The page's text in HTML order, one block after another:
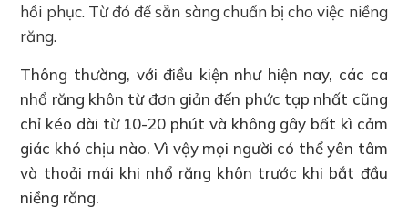
hồi phục. Từ đó để sẵn sàng chuẩn bị cho việc niềng
răng.
Thông thường, với điều kiện như hiện nay, các ca
nhổ răng khôn từ đơn giản đến phức tạp nhất cũng
chỉ kéo dài từ 10-20 phút và không gây bất kì cảm
giác khó chịu nào. Vì vậy mọi người có thể yên tâm
và thoải mái khi nhổ răng khôn trước khi bắt đầu
niềng răng.